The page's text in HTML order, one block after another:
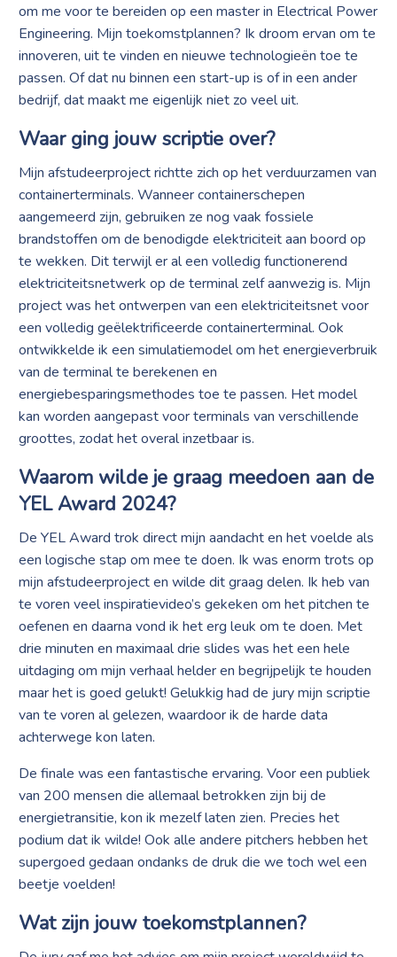
om me voor te bereiden op een master in Electrical Power
Engineering. Mijn toekomstplannen? Ik droom ervan om te
innoveren, uit te vinden en nieuwe technologieën toe te
passen. Of dat nu binnen een start-up is of in een ander
bedrijf, dat maakt me eigenlijk niet zo veel uit.
Waar ging jouw scriptie over?
Mijn afstudeerproject richtte zich op het verduurzamen van
containerterminals. Wanneer containerschepen
aangemeerd zijn, gebruiken ze nog vaak fossiele
brandstoffen om de benodigde elektriciteit aan boord op
te wekken. Dit terwijl er al een volledig functionerend
elektriciteitsnetwerk op de terminal zelf aanwezig is. Mijn
project was het ontwerpen van een elektriciteitsnet voor
een volledig geëlektrificeerde containerterminal. Ook
ontwikkelde ik een simulatiemodel om het energieverbruik
van de terminal te berekenen en
energiebesparingsmethodes toe te passen. Het model
kan worden aangepast voor terminals van verschillende
groottes, zodat het overal inzetbaar is.
Waarom wilde je graag meedoen aan de
YEL Award 2024?
De YEL Award trok direct mijn aandacht en het voelde als
een logische stap om mee te doen. Ik was enorm trots op
mijn afstudeerproject en wilde dit graag delen. Ik heb van
te voren veel inspiratievideo’s gekeken om het pitchen te
oefenen en daarna vond ik het erg leuk om te doen. Met
drie minuten en maximaal drie slides was het een hele
uitdaging om mijn verhaal helder en begrijpelijk te houden
maar het is goed gelukt! Gelukkig had de jury mijn scriptie
van te voren al gelezen, waardoor ik de harde data
achterwege kon laten.
De finale was een fantastische ervaring. Voor een publiek
van 200 mensen die allemaal betrokken zijn bij de
energietransitie, kon ik mezelf laten zien. Precies het
podium dat ik wilde! Ook alle andere pitchers hebben het
supergoed gedaan ondanks de druk die we toch wel een
beetje voelden!
Wat zijn jouw toekomstplannen?